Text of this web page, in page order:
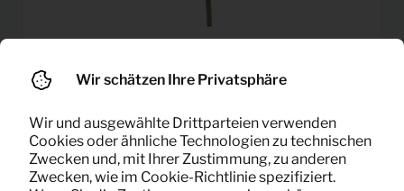
(grün)
Pro Monat
(exklusiv MwSt)
Wir schätzen Ihre Privatsphäre
Wir und ausgewählte Drittparteien verwenden
Cookies oder ähnliche Technologien zu technischen
Zwecken und, mit Ihrer Zustimmung, zu anderen
Zwecken, wie im Cookie-Richtlinie spezifiziert.